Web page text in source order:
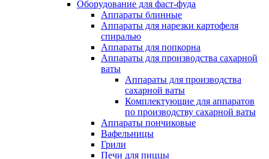
Оборудование для фаст-фуда
Аппараты блинные
Аппараты для нарезки картофеля
спиралью
Аппараты для попкорна
Аппараты для производства сахарной
ваты
Аппараты для производства
сахарной ваты
Комплектующие для аппаратов
по производству сахарной ваты
Аппараты пончиковые
Вафельницы
Грили
Печи для пиццы